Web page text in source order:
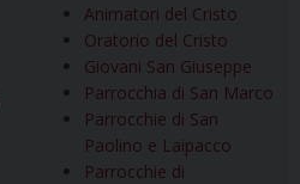
Animatori del Cristo
Oratorio del Cristo
Giovani San Giuseppe
Parrocchia di San Marco
Parrocchie di San
Paolino e Laipacco
Parrocchie di